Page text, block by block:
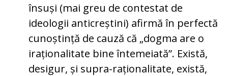
însuși (mai greu de contestat de
ideologii anticreștini) afirmă în perfectă
cunoștință de cauză că „dogma are o
iraționalitate bine întemeiată”. Există,
desigur, și supra-raționalitate, există,